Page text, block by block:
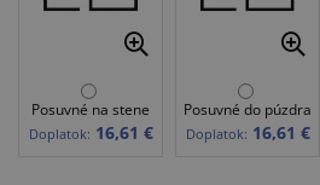
Posuvné na stene
Doplatok: 16,61 €
Posuvné do púzdra
Doplatok: 16,61 €